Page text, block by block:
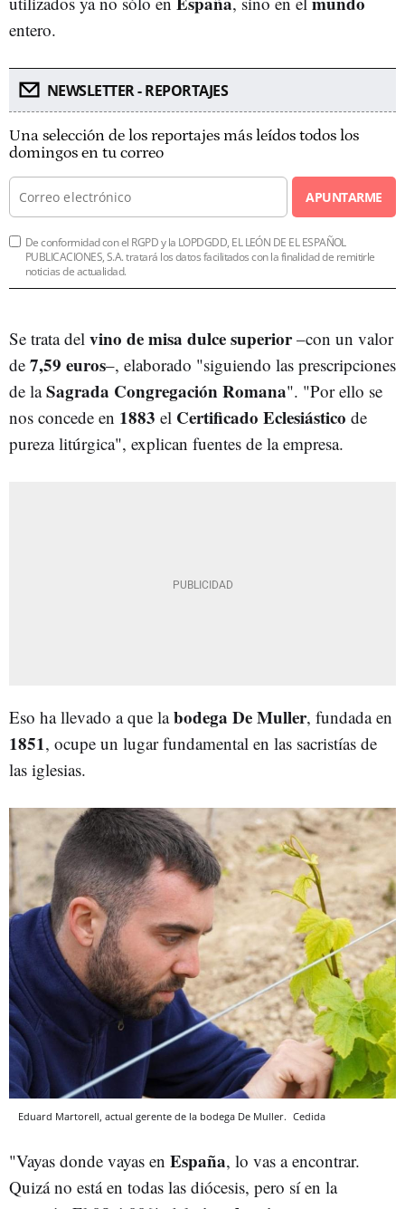
entero.
NEWSLETTER - REPORTAJES
Una selección de los reportajes más leídos todos los
domingos en tu correo
APUNTARME
De conformidad con el RGPD y la LOPDGDD, EL LEÓN DE EL ESPAÑOL
PUBLICACIONES, S.A. tratará los datos facilitados con la finalidad de remitirle
noticias de actualidad.
Se trata del vino de misa dulce superior–con un valor
de 7,59 euros–, elaborado "siguiendo las prescripciones
de laSagrada Congregación Romana". "Por ello se
nos concede en 1883 el Certificado Eclesiástico de
pureza litúrgica", explican fuentes de la empresa.
Eso ha llevado a que labodega De Muller, fundada en
1851, ocupe un lugar fundamental en las sacristías de
las iglesias.
Eduard Martorell, actual gerente de la bodega De Muller. Cedida
"Vayas donde vayas en España, lo vas a encontrar.
Quizá no está en todas las diócesis, pero sí en la